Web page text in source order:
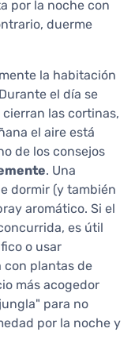
por la noche con
duerme
la habitación
el día se
las cortinas,
el aire está
de los consejos
. Una
dormir (y también
aromático. Si el
es útil
o usar
con plantas de
más acogedor
para no
por la noche y